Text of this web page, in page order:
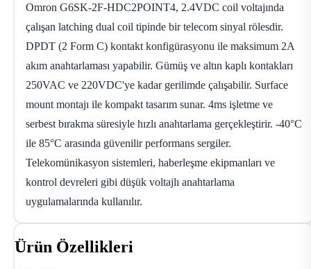
Omron G6SK-2F-HDC2POINT4, 2.4VDC coil voltajında
çalışan latching dual coil tipinde bir telecom sinyal rölesdir.
DPDT (2 Form C) kontakt konfigürasyonu ile maksimum 2A
akım anahtarlaması yapabilir. Gümüş ve altın kaplı kontakları
250VAC ve 220VDC'ye kadar gerilimde çalışabilir. Surface
mount montajı ile kompakt tasarım sunar. 4ms işletme ve
serbest bırakma süresiyle hızlı anahtarlama gerçekleştirir. -40°C
ile 85°C arasında güvenilir performans sergiler.
Telekomünikasyon sistemleri, haberleşme ekipmanları ve
kontrol devreleri gibi düşük voltajlı anahtarlama
uygulamalarında kullanılır.
Ürün Özellikleri